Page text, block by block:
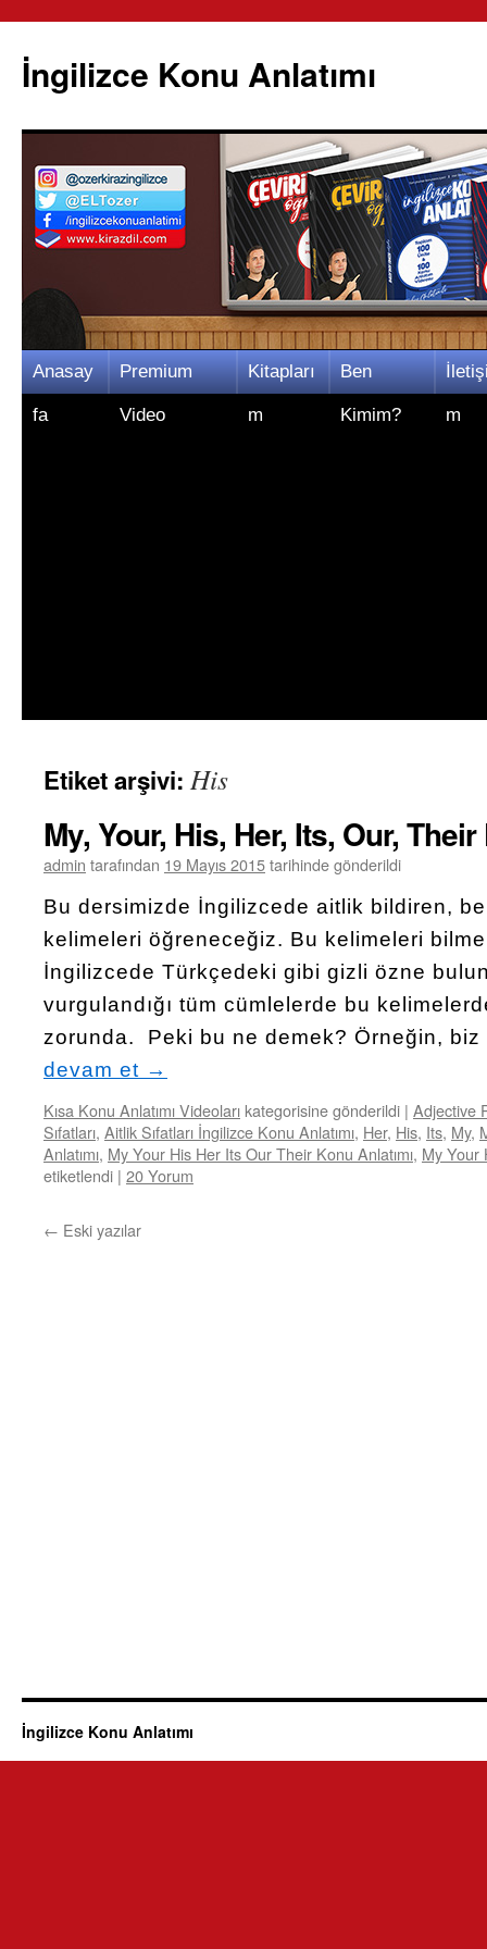
İngilizce Konu Anlatımı
İçeriğe
atla
Anasay
fa
Premium
Video
Kitapları
m
Ben
Kimim? m
Etiket arşivi: His
My, Your, His, Her, Its, Our, Their
admin tarafından 19 Mayıs 2015tarihinde gönderildi
Bu dersimizde İngilizcede aitlik bildiren,
kelimeleri öğreneceğiz. Bu kelimeleri
İngilizcede Türkçedeki gibi gizli özne
vurgulandığı tüm cümlelerde bu
zorunda. Peki bu ne demek? Örneğin,
devam et →
Kısa Konu Anlatımı Videoları kategorisine gönderildi | Adjective
Sıfatları, Aitlik Sıfatları İngilizce Konu Anlatımı, Her, His, Its, My,
Anlatımı, My Your His Her Its Our Their Konu Anlatımı, My Your
etiketlendi | 20 Yorum
← Eski yazılar
İngilizce Konu Anlatımı